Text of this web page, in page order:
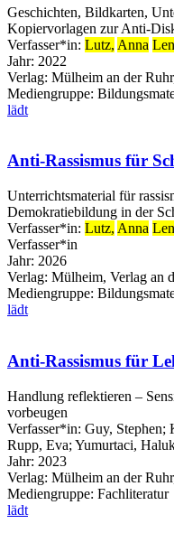
Geschichten, Bildkarten,
Kopiervorlagen zur Anti-
Verfasser*in: Lutz, Anna
Jahr: 2022
Verlag: Mülheim an der
Mediengruppe:
lädt
Anti-Rassismus für
Unterrichtsmaterial für
Demokratiebildung in der
Verfasser*in: Lutz, Anna
Verfasser*in
Jahr: 2026
Verlag: Mülheim, Verlag an
Mediengruppe:
lädt
Anti-Rassismus für
Handlung reflektieren –
vorbeugen
Verfasser*in: Guy, Stephen;
Rupp, Eva; Yumurtaci,
Jahr: 2023
Verlag: Mülheim an der
Mediengruppe: Fachliteratur
lädt